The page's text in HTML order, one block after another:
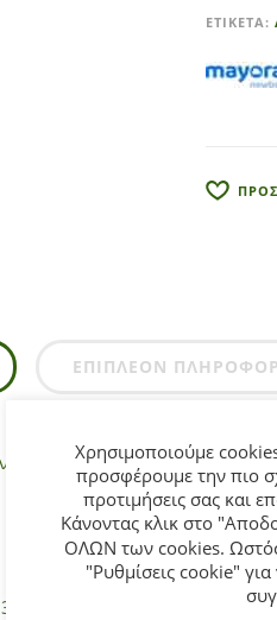
e
n
v
ΕΤΙΚΈΤΑ:
ΕΠΙΠΛΈΟΝ
κορίτσι από 0 έως 18
Χρησιμοποιούμε
προσφέρουμε την πιο
προτιμήσεις σας και
Κάνοντας κλικ στο
ΟΛΩΝ των cookies.
"Ρυθμίσεις cookie"